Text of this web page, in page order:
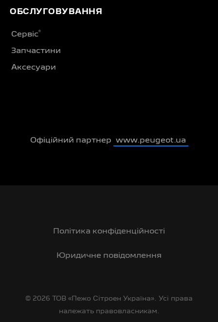
ОБСЛУГОВУВАННЯ
Сервіс®
Запчастини
Аксесуари
Офіційний партнер www.peugeot.ua
Політика конфіденційності
Юридичне повідомлення
© 2026 ТОВ «Пежо Сітроен Україна». Усі права
належать правовласникам.